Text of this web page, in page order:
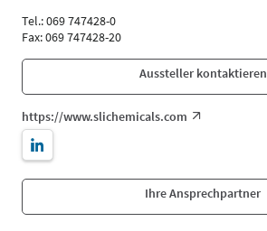
Tel.: 069 747428-0
Fax: 069 747428-20
Aussteller kontaktieren
https://www.slichemicals.com
Ihre Ansprechpartner